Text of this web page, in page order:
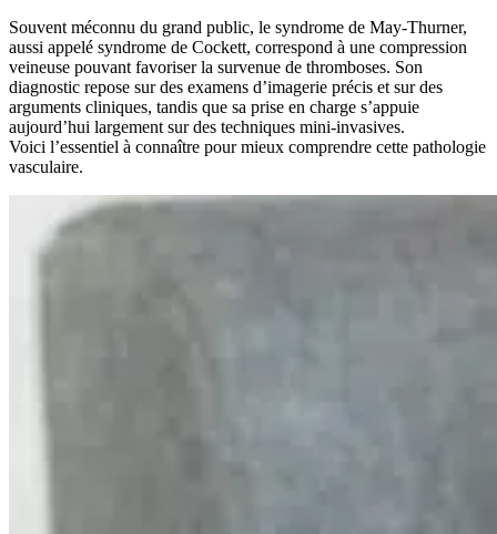
Souvent méconnu du grand public, le syndrome de May-Thurner,
aussi appelé syndrome de Cockett, correspond à une compression
veineuse pouvant favoriser la survenue de thromboses. Son
diagnostic repose sur des examens d’imagerie précis et sur des
arguments cliniques, tandis que sa prise en charge s’appuie
aujourd’hui largement sur des techniques mini-invasives.
Voici l’essentiel à connaître pour mieux comprendre cette pathologie
vasculaire.